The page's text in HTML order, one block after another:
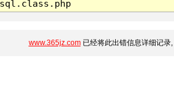
www.365jz.com已经将此出错信息详细记录